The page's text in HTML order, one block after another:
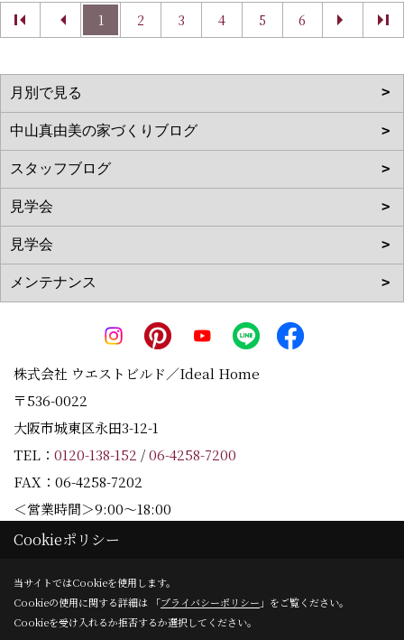
1 2 3 4 5 6
株式会社 ウエストビルド／Ideal Home
〒536-0022
大阪市城東区永田3-12-1
TEL： 0120-138-152 /06-4258-7200
FAX：06-4258-7202
＜営業時間＞9:00～18:00
＜定休日＞水曜日
Copyright (c) Westbuild Corporation. All Rights Reserved.
Cookieポリシー
当サイトではCookieを使用します。
Cookieの使用に関する詳細は 「プライバシーポリシー 」をご覧ください。
Cookieを受け入れるか拒否するか選択してください。